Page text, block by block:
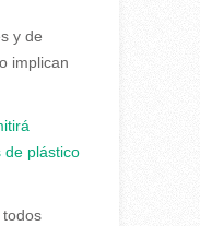
y de
implican
de plástico